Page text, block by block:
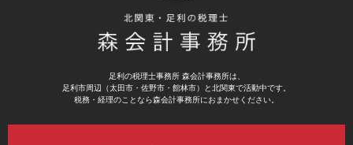
足利の税理士事務所 森会計事務所は、
足利市周辺（太田市・佐野市・館林市）と北関東で活動中です。
税務・経理のことなら森会計事務所におまかせください。